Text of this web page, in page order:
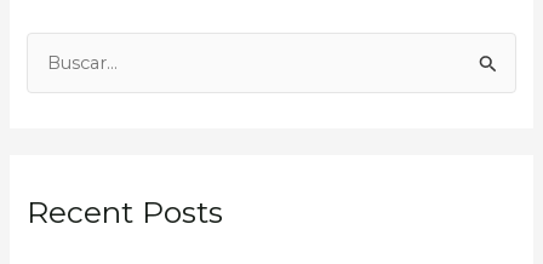
a
Recent Posts